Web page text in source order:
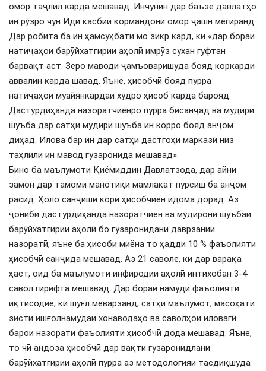
омор таҷлил карда мешавад. Инчунин дар баъзе давлатҳо
ин рӯзро чун Иди касбии кормандони омор ҷашн мегиранд.
Дар робита ба ин ҳамсуҳбати мо зикр кард, ки «дар бораи
натиҷаҳои барӯйхатгирии аҳолӣ имрӯз сухан гуфтан
барвақт аст. Зеро маводи ҷамъоваришуда бояд коркарди
аввалин карда шавад. Яъне, ҳисобчӣ бояд пурра
натиҷаҳои муайянкардаи худро ҳисоб карда барояд.
Дастурдиҳанда назоратчиёнро пурра бисанҷад ва мудири
шуъба дар сатҳи мудири шуъба ин корро бояд анҷом
диҳад. Илова бар ин дар сатҳи дастгоҳи марказӣ низ
таҳлили ин мавод гузаронида мешавад».
Бино ба маълумоти Қиёмиддин Давлатзода, дар айни
замон дар тамоми манотиқи мамлакат пурсиш ба анҷом
расид. Ҳоло санҷиши кори ҳисобчиён идома дорад. Аз
ҷониби дастурдиҳанда назоратчиён ва мудирони шуъбаи
барӯйхатгирии аҳолӣ бо гузаронидани даврзании
назоратӣ, яъне ба ҳисоби миёна то ҳадди 10 % фаъолияти
ҳисобчӣ санҷида мешавад. Аз 21 саволе, ки дар варақа
ҳаст, оид ба маълумоти инфиродии аҳолӣ интихобан 3-4
савол гирифта мешавад. Дар бораи намуди фаъолияти
иқтисодие, ки шуғл меварзанд, сатҳи маълумот, масоҳати
зисти ишғолнамудаи хонаводаҳо ва саволҳои иловагӣ
барои назорати фаъолияти ҳисобчӣ дода мешавад. Яъне,
то чӣ андоза ҳисобчӣ дар вақти гузаронидлани
барӯйхатгирии аҳолӣ пурра аз методологияи тасдиқшуда